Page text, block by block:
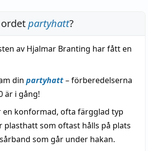
partyhatt?
av Hjalmar Branting har fått en
din partyhatt– förberedelserna
är i gång!
en konformad, ofta färgglad typ
plasthatt som oftast hålls på plats
som går under hakan.